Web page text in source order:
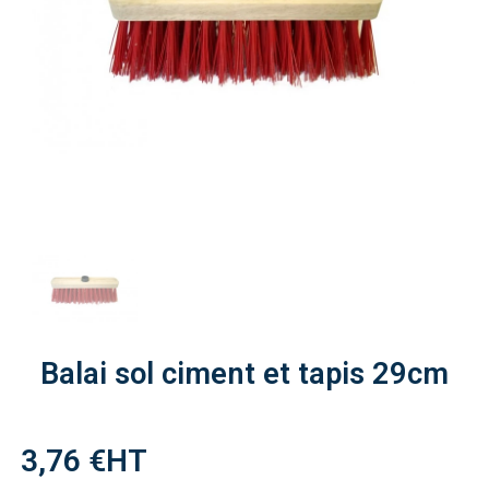
Balai sol ciment et tapis 29cm
3,76 €HT